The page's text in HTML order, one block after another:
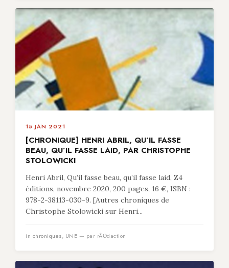
15 JAN 2021
[CHRONIQUE] HENRI ABRIL, QU’IL FASSE
BEAU, QU’IL FASSE LAID, PAR CHRISTOPHE
STOLOWICKI
Henri Abril, Qu’il fasse beau, qu’il fasse laid, Z4
éditions, novembre 2020, 200 pages, 16 €, ISBN :
978-2-38113-030-9. [Autres chroniques de
Christophe Stolowicki sur Henri...
in chroniques, UNE — par rÃ©daction